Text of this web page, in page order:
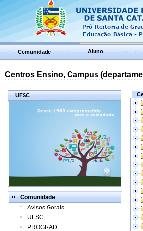
Comunidade Aluno
Centros Ensino, Campus
UFSC
Comunidade
Avisos Gerais
UFSC
PROGRAD